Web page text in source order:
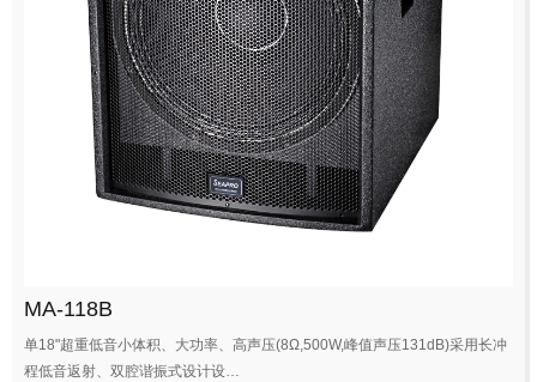
MA-118B
单18"超重低音小体积、大功率、高声压(8Ω,500W,峰值声压131dB)采用长冲
程低音返射、双腔谐振式设计设…